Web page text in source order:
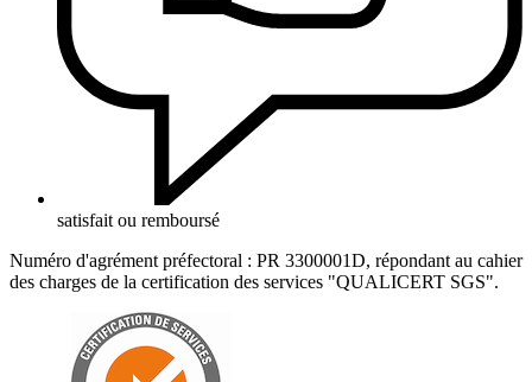
satisfait ou remboursé
Numéro d'agrément préfectoral : PR 3300001D, répondant au cahier
des charges de la certification des services "QUALICERT SGS".